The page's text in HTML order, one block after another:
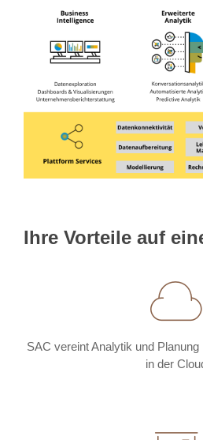
Ihre Vorteile auf
SAC vereint Analytik und
in der